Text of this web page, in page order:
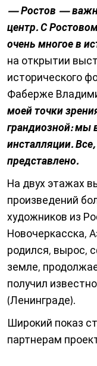
— Ростов —
центр. С
очень многое в
на открытии
исторического
Фаберже
моей точки
грандиозной: мы
инсталляции.
представлено.
На двух этажах
произведений
художников из
Новочеркасска,
родился, вырос,
земле,
получил
(Ленинграде).
Широкий показ
партнерам